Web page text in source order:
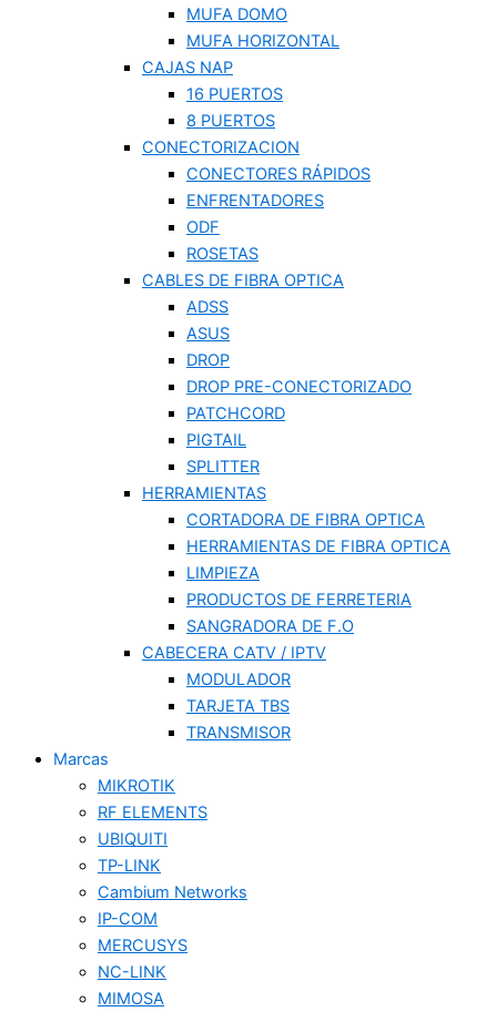
MUFA DOMO
MUFA HORIZONTAL
CAJAS NAP
16 PUERTOS
8 PUERTOS
CONECTORIZACION
CONECTORES RÁPIDOS
ENFRENTADORES
ODF
ROSETAS
CABLES DE FIBRA OPTICA
ADSS
ASUS
DROP
DROP PRE-CONECTORIZADO
PATCHCORD
PIGTAIL
SPLITTER
HERRAMIENTAS
CORTADORA DE FIBRA OPTICA
HERRAMIENTAS DE FIBRA OPTICA
LIMPIEZA
PRODUCTOS DE FERRETERIA
SANGRADORA DE F.O
CABECERA CATV / IPTV
MODULADOR
TARJETA TBS
TRANSMISOR
Marcas
MIKROTIK
RF ELEMENTS
UBIQUITI
TP-LINK
Cambium Networks
IP-COM
MERCUSYS
NC-LINK
MIMOSA